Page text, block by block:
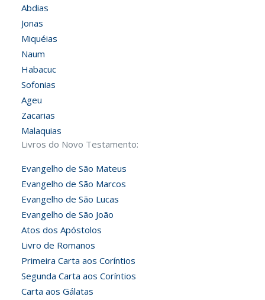
Abdias
Jonas
Miquéias
Naum
Habacuc
Sofonias
Ageu
Zacarias
Malaquias
Livros do Novo Testamento:
Evangelho de São Mateus
Evangelho de São Marcos
Evangelho de São Lucas
Evangelho de São João
Atos dos Apóstolos
Livro de Romanos
Primeira Carta aos Coríntios
Segunda Carta aos Coríntios
Carta aos Gálatas